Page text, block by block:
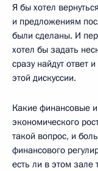
Я бы хотел
и предложениям
были сделаны. И
хотел бы задать
сразу найдут ответ
этой дискуссии.
Какие финансовые
экономического
такой вопрос, и
финансового
есть ли в этом зале